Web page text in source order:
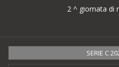
2 ^ giornata di
SERIE C